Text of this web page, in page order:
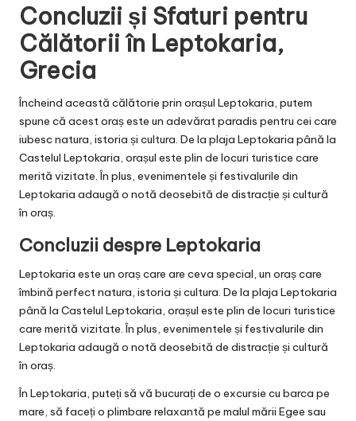
Concluzii și Sfaturi pentru
Călătorii în Leptokaria,
Grecia
Încheind această călătorie prin orașul Leptokaria, putem
spune că acest oraș este un adevărat paradis pentru cei care
iubesc natura, istoria și cultura. De la plaja Leptokaria până la
Castelul Leptokaria, orașul este plin de locuri turistice care
merită vizitate. În plus, evenimentele și festivalurile din
Leptokaria adaugă o notă deosebită de distracție și cultură
în oraș.
Concluzii despre Leptokaria
Leptokaria este un oraș care are ceva special, un oraș care
îmbină perfect natura, istoria și cultura. De la plaja Leptokaria
până la Castelul Leptokaria, orașul este plin de locuri turistice
care merită vizitate. În plus, evenimentele și festivalurile din
Leptokaria adaugă o notă deosebită de distracție și cultură
în oraș.
În Leptokaria, puteți să vă bucurați de o excursie cu barca pe
mare, să faceți o plimbare relaxantă pe malul mării Egee sau